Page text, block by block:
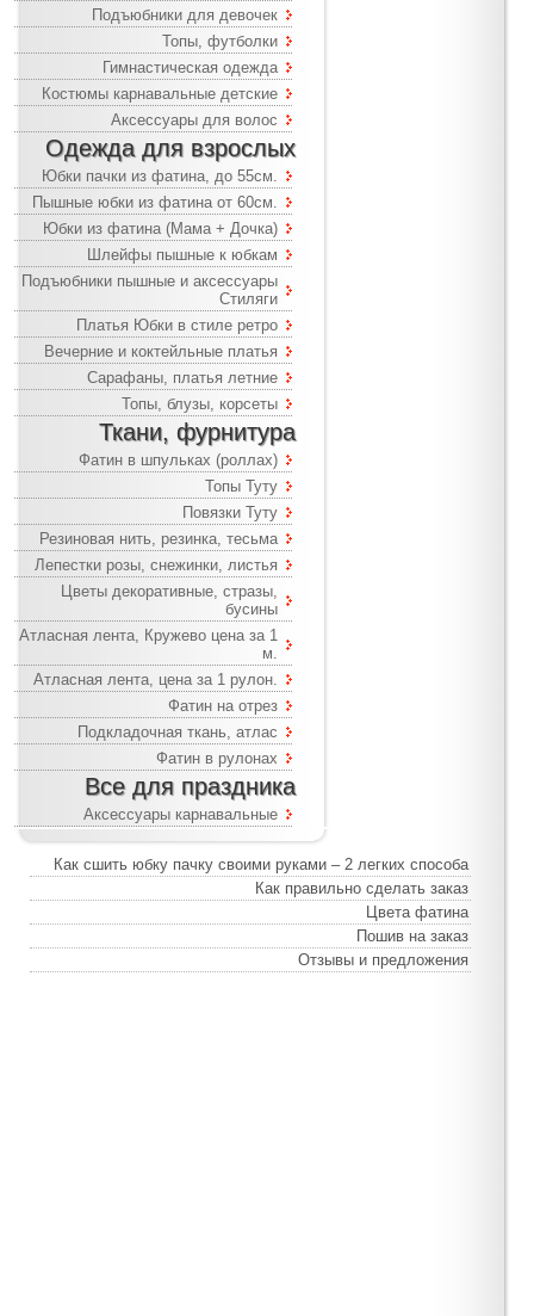
Подъюбники для девочек
Топы, футболки
Гимнастическая одежда
Костюмы карнавальные детские
Аксессуары для волос
Одежда для взрослых
Юбки пачки из фатина, до 55см.
Пышные юбки из фатина от 60см.
Юбки из фатина (Мама + Дочка)
Шлейфы пышные к юбкам
Подъюбники пышные и аксессуары
Стиляги
Платья Юбки в стиле ретро
Вечерние и коктейльные платья
Сарафаны, платья летние
Топы, блузы, корсеты
Ткани, фурнитура
Фатин в шпульках (роллах)
Топы Туту
Повязки Туту
Резиновая нить, резинка, тесьма
Лепестки розы, снежинки, листья
Цветы декоративные, стразы,
бусины
Атласная лента, Кружево цена за 1
м.
Атласная лента, цена за 1 рулон.
Фатин на отрез
Подкладочная ткань, атлас
Фатин в рулонах
Все для праздника
Аксессуары карнавальные
Как сшить юбку пачку своими руками – 2 легких способа
Как правильно сделать заказ
Цвета фатина
Пошив на заказ
Отзывы и предложения